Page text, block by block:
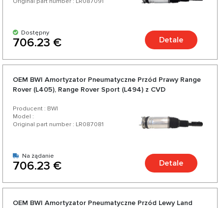
Dostępny
706.23 € Detale
OEM BWI Amortyzator Pneumatyczne Przód Prawy Range
Rover (L405), Range Rover Sport (L494) z CVD
Producent : BWI
Model :
Original part number : LR087081
Na żądanie
706.23 € Detale
OEM BWI Amortyzator Pneumatyczne Przód Lewy Land